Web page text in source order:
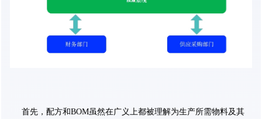
首先，配方和BOM虽然在广义上都被理解为生产所需物料及其